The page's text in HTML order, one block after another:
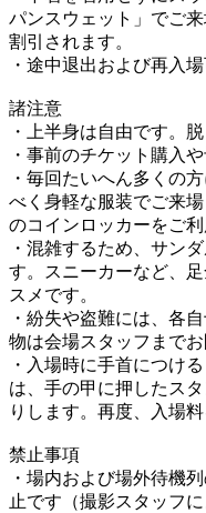
パンスウェット」でご
割引されます。
・途中退出および再入場
諸注意
・上半身は自由です。
・事前のチケット購入
・毎回たいへん多くの
べく身軽な服装でご来
のコインロッカーをご利
・混雑するため、サン
す。スニーカーなど、
スメです。
・紛失や盗難には、各
物は会場スタッフまでお
・入場時に手首につけ
は、手の甲に押したス
りします。再度、入場
禁止事項
・場内および場外待機
止です（撮影スタッフ